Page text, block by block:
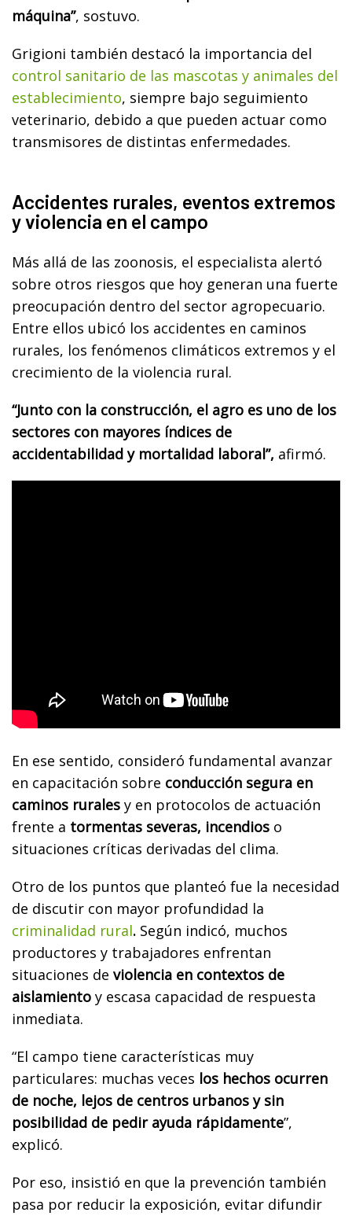
máquina”, sostuvo.
Grigioni también destacó la importancia del
control sanitario de las mascotas y animales del
establecimiento, siempre bajo seguimiento
veterinario, debido a que pueden actuar como
transmisores de distintas enfermedades.
Accidentes rurales, eventos extremos
y violencia en el campo
Más allá de las zoonosis, el especialista alertó
sobre otros riesgos que hoy generan una fuerte
preocupación dentro del sector agropecuario.
Entre ellos ubicó los accidentes en caminos
rurales, los fenómenos climáticos extremos y el
crecimiento de la violencia rural.
“Junto con la construcción, el agro es uno de los
sectores con mayores índices de
accidentabilidad y mortalidad laboral”, afirmó.
En ese sentido, consideró fundamental avanzar
en capacitación sobre conducción segura en
caminos rurales y en protocolos de actuación
frente a tormentas severas, incendios o
situaciones críticas derivadas del clima.
Otro de los puntos que planteó fue la necesidad
de discutir con mayor profundidad la
criminalidad rural. Según indicó, muchos
productores y trabajadores enfrentan
situaciones de violencia en contextos de
aislamiento y escasa capacidad de respuesta
inmediata.
“El campo tiene características muy
particulares: muchas veces los hechos ocurren
de noche, lejos de centros urbanos y sin
posibilidad de pedir ayuda rápidamente”,
explicó.
Por eso, insistió en que la prevención también
pasa por reducir la exposición, evitar difundir